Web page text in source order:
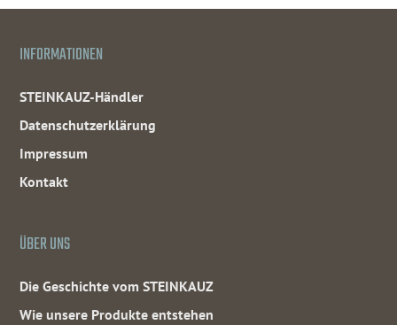
INFORMATIONEN
STEINKAUZ-Händler
Datenschutzerklärung
Impressum
Kontakt
ÜBER UNS
Die Geschichte vom STEINKAUZ
Wie unsere Produkte entstehen